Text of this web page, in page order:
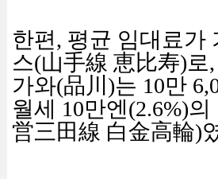
한편, 평균 임대료가
스(山手線 恵比寿)로
가와(品川 )는 10만
월세 10만엔(2.6%)의
営三田線 白金高輪)